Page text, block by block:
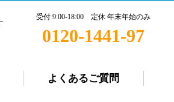
受付 9:00-18:00 定休 年末年始のみ
0120-1441-97
よくあるご質問